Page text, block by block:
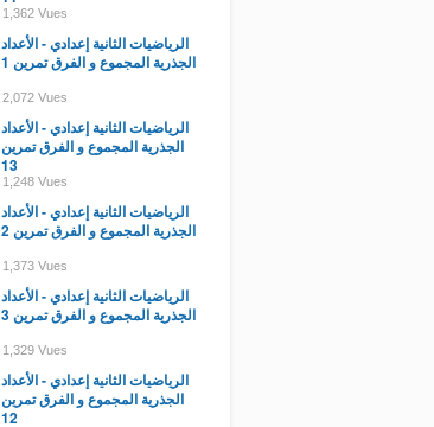
1,362 Vues
الرياضيات الثانية إعدادي - الأعداد
الجذرية المجموع و الفرق تمرين 1
2,072 Vues
الرياضيات الثانية إعدادي - الأعداد
الجذرية المجموع و الفرق تمرين
13
1,248 Vues
الرياضيات الثانية إعدادي - الأعداد
الجذرية المجموع و الفرق تمرين 2
1,373 Vues
الرياضيات الثانية إعدادي - الأعداد
الجذرية المجموع و الفرق تمرين 3
1,329 Vues
الرياضيات الثانية إعدادي - الأعداد
الجذرية المجموع و الفرق تمرين
12